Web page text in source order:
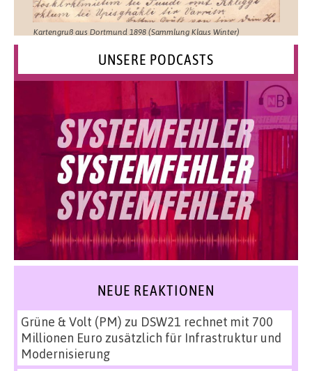
Kartengruß aus Dortmund 1898 (Sammlung Klaus Winter)
UNSERE PODCASTS
NEUE REAKTIONEN
Grüne & Volt (PM) zu DSW21 rechnet mit 700
Millionen Euro zusätzlich für Infrastruktur und
Modernisierung